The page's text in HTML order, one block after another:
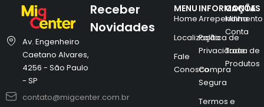
Av. Engenheiro
Caetano Alvares,
4256 - São Paulo
- SP
contato@migcenter.com.br
MENU
Home
Localização
Fale
Conosco
INFORMAÇÕES
Arrependimento
Política de
Privacidade
Compra
Segura
Termos e
CONTA
Minha
Conta
Troca de
Produtos
Receber
Novidades